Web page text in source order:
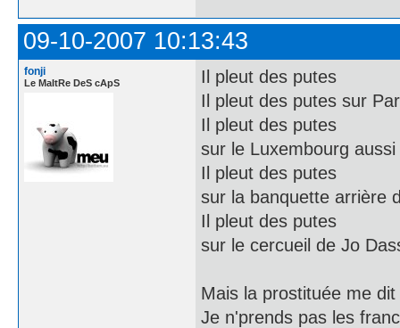
09-10-2007 10:13:43
fonji
Le MaItRe DeS cApS
Il pleut des putes
Il pleut des putes sur
Il pleut des putes
sur le Luxembourg aussi
Il pleut des putes
sur la banquette arrière
Il pleut des putes
sur le cercueil de Jo
Mais la prostituée me dit
Je n'prends pas les